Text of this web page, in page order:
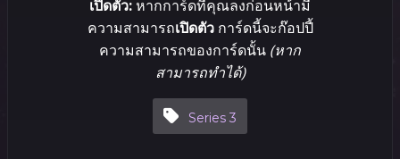
เปิดตัว:หาก​การ์ด​ที่​คุณ​ลง​ก่อนหน้า​มี​
ความสามารถเปิดตัวการ์ด​นี้​จะ​ก๊อปปี้​
ความสามารถ​ของ​การ์ด​นั้น (หาก​
สามารถ​ทำได้)
Series 3